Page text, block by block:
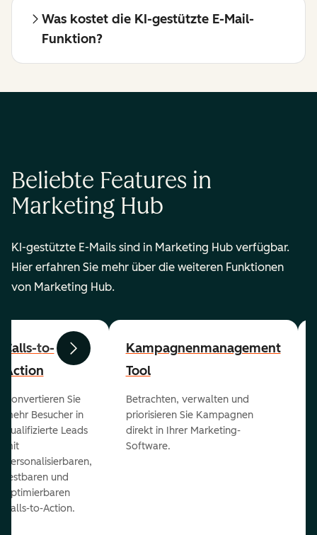
Was kostet die KI-gestützte E-Mail-
Funktion?
Beliebte Features in
Marketing Hub
KI-gestützte E-Mails sind in Marketing Hub verfügbar.
Hier erfahren Sie mehr über die weiteren Funktionen
von Marketing Hub.
ZurückWeiter
Calls-to-
Action
Konvertieren Sie
mehr Besucher in
qualifizierte Leads
mit
personalisierbaren,
testbaren und
optimierbaren
Calls-to-Action.
Kampagnenmanagement
Tool
Betrachten, verwalten und
priorisieren Sie Kampagnen
direkt in Ihrer Marketing-
Software.